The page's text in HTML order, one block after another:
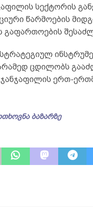
სექტორის
წარმოების
გაფართოების
ცდილობს
ერთ-
ბაზარზე